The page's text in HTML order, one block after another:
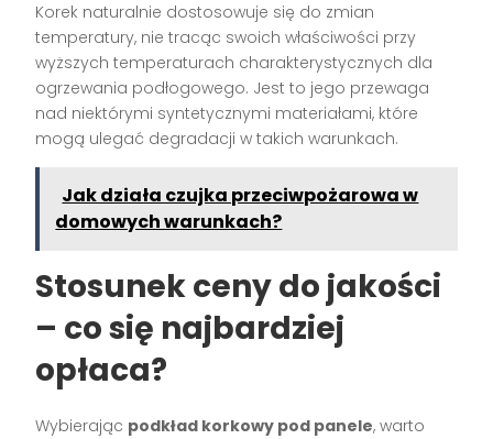
Korek naturalnie dostosowuje się do zmian
temperatury, nie tracąc swoich właściwości przy
wyższych temperaturach charakterystycznych dla
ogrzewania podłogowego. Jest to jego przewaga
nad niektórymi syntetycznymi materiałami, które
mogą ulegać degradacji w takich warunkach.
Jak działa czujka przeciwpożarowa w
domowych warunkach?
Stosunek ceny do jakości
– co się najbardziej
opłaca?
Wybierając podkład korkowy pod panele, warto